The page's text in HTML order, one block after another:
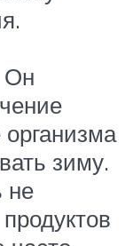
Он
зиму.
не